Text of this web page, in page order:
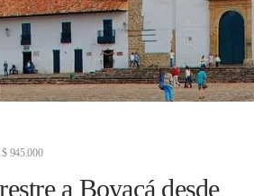
945.000
a Boyacá desde